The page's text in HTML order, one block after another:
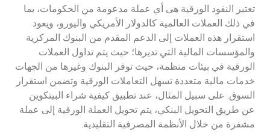
تعتبر النقود الورقية هى أي عملة مدعومة من الحكومات، بما
في ذلك العملات العالمية كالدولار الأمريكي واليورو، ويعود
استقرار هذه العملات إلى الدعم المقدم من البنوك المركزية
والمؤسسات المالية التي تديرها؛ حيث يتم تداول العملات
الورقية في بيئات منظمة، حيث توفر البنوك وغيرها من الجهات
خدمات مالية متعددة تسهل التعاملات الورقية وتضمن استقرار
السوق. على سبيل المثال، عند تطبيق كيفية شراء البيتكوين
عن طريق التحويل البنكي، يتم تحويل العملة الورقية إلى عملة
مشفرة من خلال الأنظمة المصرفية التقليدية.